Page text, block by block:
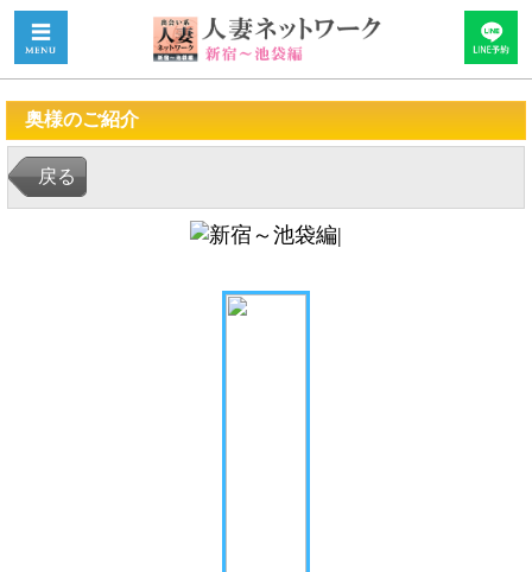
奥様のご紹介
戻る